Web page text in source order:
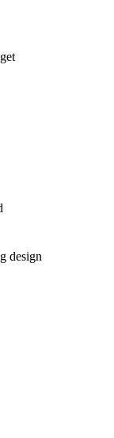
design